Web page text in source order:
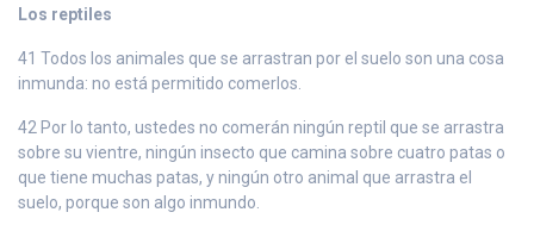
Los reptiles
41 Todos los animales que se arrastran por el suelo son una cosa
inmunda: no está permitido comerlos.
42 Por lo tanto, ustedes no comerán ningún reptil que se arrastra
sobre su vientre, ningún insecto que camina sobre cuatro patas o
que tiene muchas patas, y ningún otro animal que arrastra el
suelo, porque son algo inmundo.